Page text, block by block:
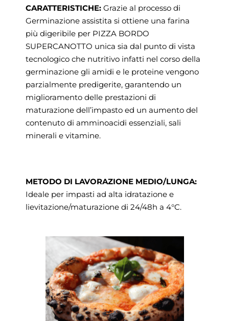
CARATTERISTICHE: Grazie al processo di
Germinazione assistita si ottiene una farina
più digeribile per PIZZA BORDO
SUPERCANOTTO unica sia dal punto di vista
tecnologico che nutritivo infatti nel corso della
germinazione gli amidi e le proteine vengono
parzialmente predigerite, garantendo un
miglioramento delle prestazioni di
maturazione dell’impasto ed un aumento del
contenuto di amminoacidi essenziali, sali
minerali e vitamine.
METODO DI LAVORAZIONE MEDIO/LUNGA:
Ideale per impasti ad alta idratazione e
lievitazione/maturazione di 24/48h a 4°C.